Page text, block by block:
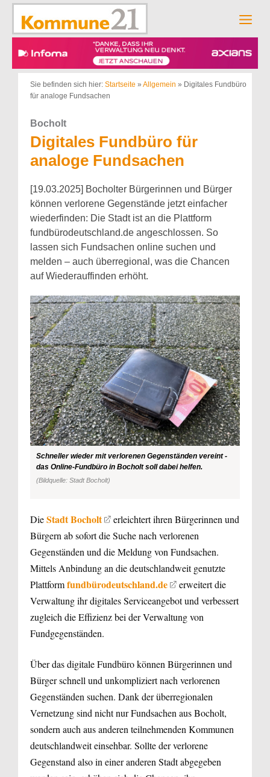
Zum
springen
Sie befinden sich hier: Startseite » Allgemein » Digitales Fundbüro
für analoge Fundsachen
Bocholt
Digitales Fundbüro für
analoge Fundsachen
[19.03.2025] Bocholter Bürgerinnen und Bürger
können verlorene Gegenstände jetzt einfacher
wiederfinden: Die Stadt ist an die Plattform
fundbürodeutschland.de angeschlossen. So
lassen sich Fundsachen online suchen und
melden – auch überregional, was die Chancen
auf Wiederauffinden erhöht.
Schneller wieder mit verlorenen Gegenständen vereint -
das Online-Fundbüro in Bocholt soll dabei helfen.
(Bildquelle: Stadt Bocholt)
DieStadt Bocholt
erleichtert ihren Bürgerinnen und
Bürgern ab sofort die Suche nach verlorenen
Gegenständen und die Meldung von Fundsachen.
Mittels Anbindung an die deutschlandweit genutzte
Plattformfundbürodeutschland.de
erweitert die
Verwaltung ihr digitales Serviceangebot und verbessert
zugleich die Effizienz bei der Verwaltung von
Fundgegenständen.
Über das digitale Fundbüro können Bürgerinnen und
Bürger schnell und unkompliziert nach verlorenen
Gegenständen suchen. Dank der überregionalen
Vernetzung sind nicht nur Fundsachen aus Bocholt,
sondern auch aus anderen teilnehmenden Kommunen
deutschlandweit einsehbar. Sollte der verlorene
Gegenstand also in einer anderen Stadt abgegeben